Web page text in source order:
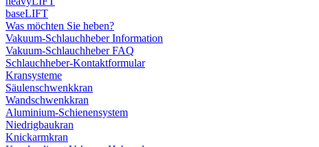
baseLIFT
Was möchten Sie heben?
Vakuum-Schlauchheber Information
Vakuum-Schlauchheber FAQ
Schlauchheber-Kontaktformular
Kransysteme
Säulenschwenkkran
Wandschwenkkran
Aluminium-Schienensystem
Niedrigbaukran
Knickarmkran